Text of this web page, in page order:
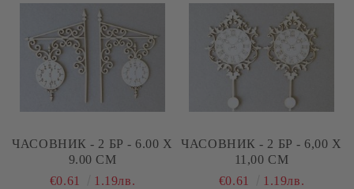
ЧАСОВНИК - 2 БР - 6.00 Х
9.00 СМ
€0.61
1.19лв.
ЧАСОВНИК - 2 БР - 6,00 Х
11,00 СМ
€0.61
1.19лв.